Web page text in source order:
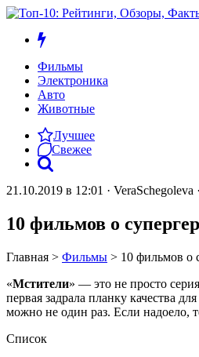
Фильмы
Электроника
Авто
Животные
Лучшее
Свежее
21.10.2019 в 12:01 · VeraSchegoleva ·
10 фильмов о
Главная > Фильмы > 10 фильмов о
«Мстители» — это не просто
первая задрала планку качества
можно не один раз. Если надоело,
Список